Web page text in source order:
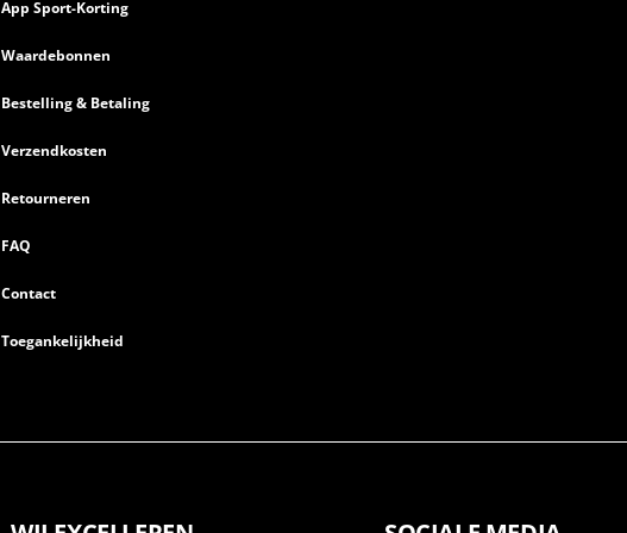
App Sport-Korting
Waardebonnen
Bestelling & Betaling
Verzendkosten
Retourneren
FAQ
Contact
Toegankelijkheid